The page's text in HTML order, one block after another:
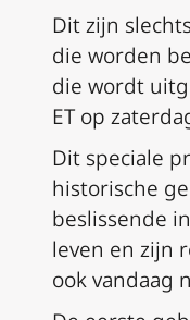
Dit zijn
die worden
die wordt
ET op
Dit speciale
historische
beslissende
leven en zijn
ook vandaag